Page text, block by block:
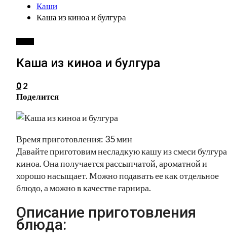
Каши
Каша из киноа и булгура
Каша из киноа и булгура
0 2
Поделится
Время приготовления: 35 мин
Давайте приготовим несладкую кашу из смеси
киноа. Она получается рассыпчатой, ароматной и
хорошо насыщает. Можно подавать ее как отдельное
блюдо, а можно в качестве гарнира.
Описание приготовления
блюда: